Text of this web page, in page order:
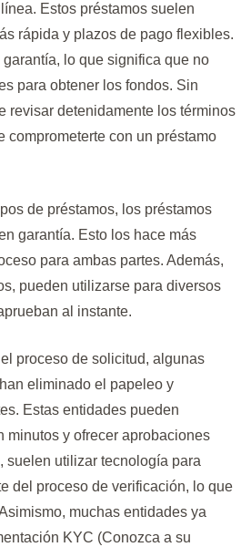
Estos préstamos suelen
rápida y plazos de pago flexibles.
lo que significa que no
para obtener los fondos. Sin
revisar detenidamente los términos
comprometerte con un préstamo
de préstamos, los préstamos
garantía. Esto los hace más
para ambas partes. Además,
pueden utilizarse para diversos
al instante.
proceso de solicitud, algunas
eliminado el papeleo y
Estas entidades pueden
minutos y ofrecer aprobaciones
suelen utilizar tecnología para
del proceso de verificación, lo que
muchas entidades ya
KYC (Conozca a su